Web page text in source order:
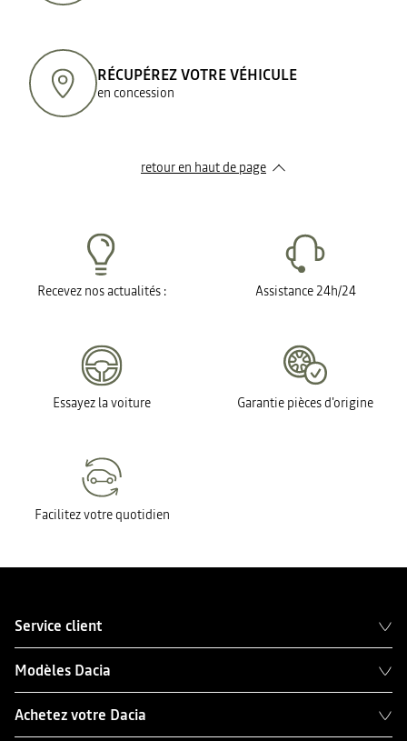
RÉCUPÉREZ VOTRE VÉHICULE
en concession
retour en haut de page​
Recevez nos actualités : Assistance 24h/24
Essayez la voiture Garantie pièces d'origine
Facilitez votre quotidien
Service client
Modèles Dacia
Achetez votre Dacia